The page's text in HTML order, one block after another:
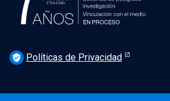
verified_user Políticas de Privacidad